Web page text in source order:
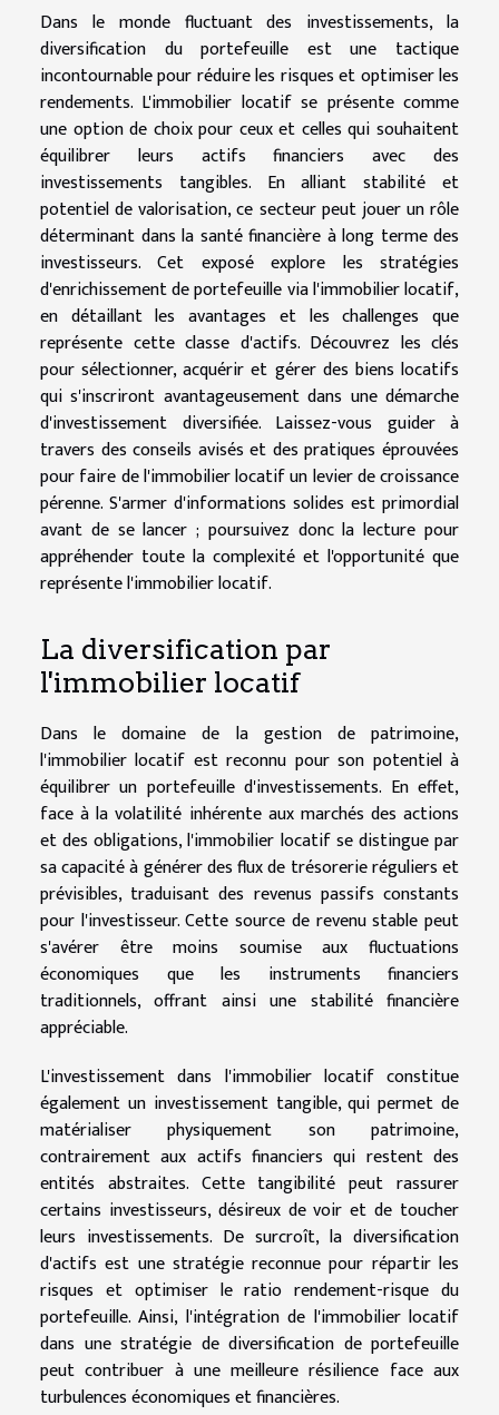
Dans le monde fluctuant des investissements, la
diversification du portefeuille est une tactique
incontournable pour réduire les risques et optimiser les
rendements. L'immobilier locatif se présente comme
une option de choix pour ceux et celles qui souhaitent
équilibrer leurs actifs financiers avec des
investissements tangibles. En alliant stabilité et
potentiel de valorisation, ce secteur peut jouer un rôle
déterminant dans la santé financière à long terme des
investisseurs. Cet exposé explore les stratégies
d'enrichissement de portefeuille via l'immobilier locatif,
en détaillant les avantages et les challenges que
représente cette classe d'actifs. Découvrez les clés
pour sélectionner, acquérir et gérer des biens locatifs
qui s'inscriront avantageusement dans une démarche
d'investissement diversifiée. Laissez-vous guider à
travers des conseils avisés et des pratiques éprouvées
pour faire de l'immobilier locatif un levier de croissance
pérenne. S'armer d'informations solides est primordial
avant de se lancer ; poursuivez donc la lecture pour
appréhender toute la complexité et l'opportunité que
représente l'immobilier locatif.
La diversification par
l'immobilier locatif
Dans le domaine de la gestion de patrimoine,
l'immobilier locatif est reconnu pour son potentiel à
équilibrer un portefeuille d'investissements. En effet,
face à la volatilité inhérente aux marchés des actions
et des obligations, l'immobilier locatif se distingue par
sa capacité à générer des flux de trésorerie réguliers et
prévisibles, traduisant des revenus passifs constants
pour l'investisseur. Cette source de revenu stable peut
s'avérer être moins soumise aux fluctuations
économiques que les instruments financiers
traditionnels, offrant ainsi une stabilité financière
appréciable.
L'investissement dans l'immobilier locatif constitue
également un investissement tangible, qui permet de
matérialiser physiquement son patrimoine,
contrairement aux actifs financiers qui restent des
entités abstraites. Cette tangibilité peut rassurer
certains investisseurs, désireux de voir et de toucher
leurs investissements. De surcroît, la diversification
d'actifs est une stratégie reconnue pour répartir les
risques et optimiser le ratio rendement-risque du
portefeuille. Ainsi, l'intégration de l'immobilier locatif
dans une stratégie de diversification de portefeuille
peut contribuer à une meilleure résilience face aux
turbulences économiques et financières.